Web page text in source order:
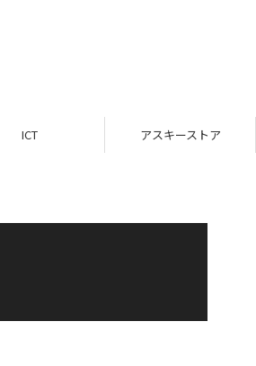
ICT アスキーストア